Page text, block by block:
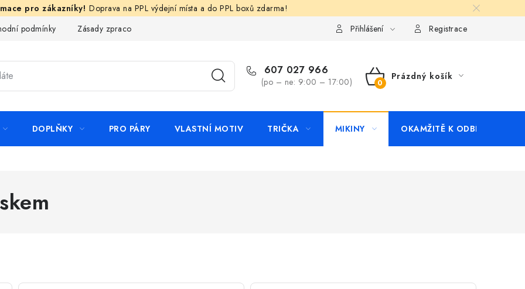
Doprava na PPL výdejní místa a do PPL boxů zdarma!
podmínky Zásady zpracování ochrany osobních údajů KontaktyPřihlášení Registrace
607 027 966
(po – ne: 9:00 – 17:00)
NÁKUPNÍ
Prázdný košík
DOPLŇKY PRO PÁRY VLASTNÍ MOTIV TRIČKA MIKINY OKAMŽITĚ K ODBĚRU